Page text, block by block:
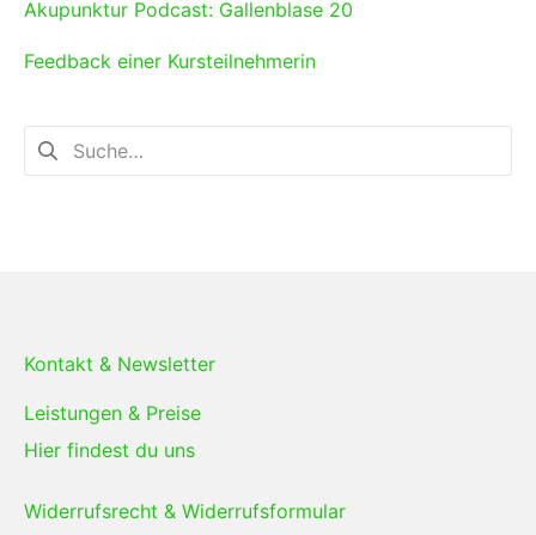
Akupunktur Podcast: Gallenblase 20
Feedback einer Kursteilnehmerin
Suchen
nach:
Kontakt & Newsletter
Leistungen & Preise
Hier findest du uns
Widerrufsrecht & Widerrufsformular